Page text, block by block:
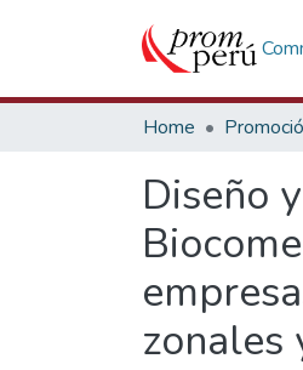
Home
Diseño
zonales